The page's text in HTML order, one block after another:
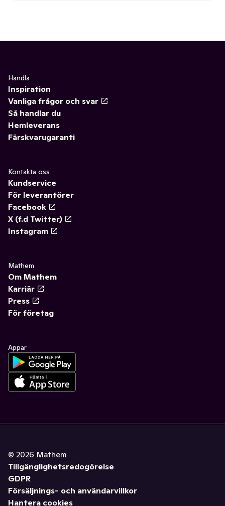
Handla
Inspiration
Vanliga frågor och svar
Så handlar du
Hemleverans
Färskvarugaranti
Kontakta oss
Kundservice
För leverantörer
Facebook
X (f.d Twitter)
Instagram
Mathem
Om Mathem
Karriär
Press
För företag
Appar
© 2026 Mathem
Tillgänglighetsredogörelse
GDPR
Försäljnings- och användarvillkor
Hantera cookies